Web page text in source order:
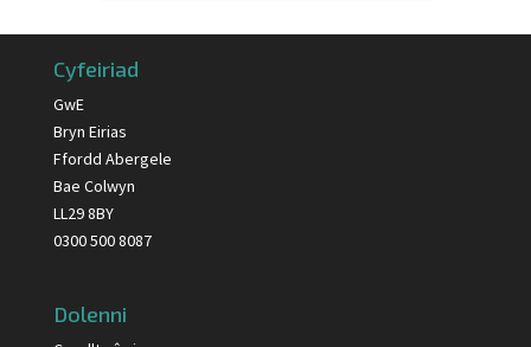
Cyfeiriad
GwE
Bryn Eirias
Ffordd Abergele
Bae Colwyn
LL29 8BY
0300 500 8087
Dolenni